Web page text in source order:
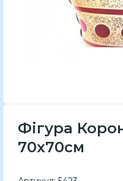
Фігура
70x70см